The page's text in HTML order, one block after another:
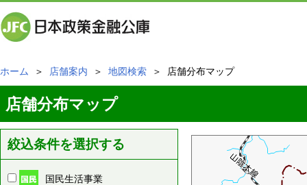
ホーム ＞ 店舗案内 ＞ 地図検索 ＞ 店舗分布マップ
店舗分布マップ
絞込条件を選択する
国民生活事業